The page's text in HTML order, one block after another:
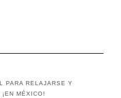
PARA RELAJARSE Y
MÉXICO!